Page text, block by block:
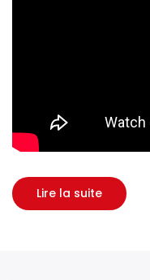
Lire la suite